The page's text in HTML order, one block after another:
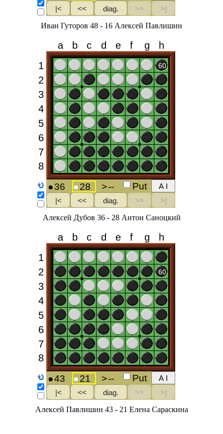
Иван Гуторов 48 - 16 Алексей Павлишин
Алексей Дубов 36 - 28 Антон Саноцкий
Алексей Павлишин 43 - 21 Елена Сараскина